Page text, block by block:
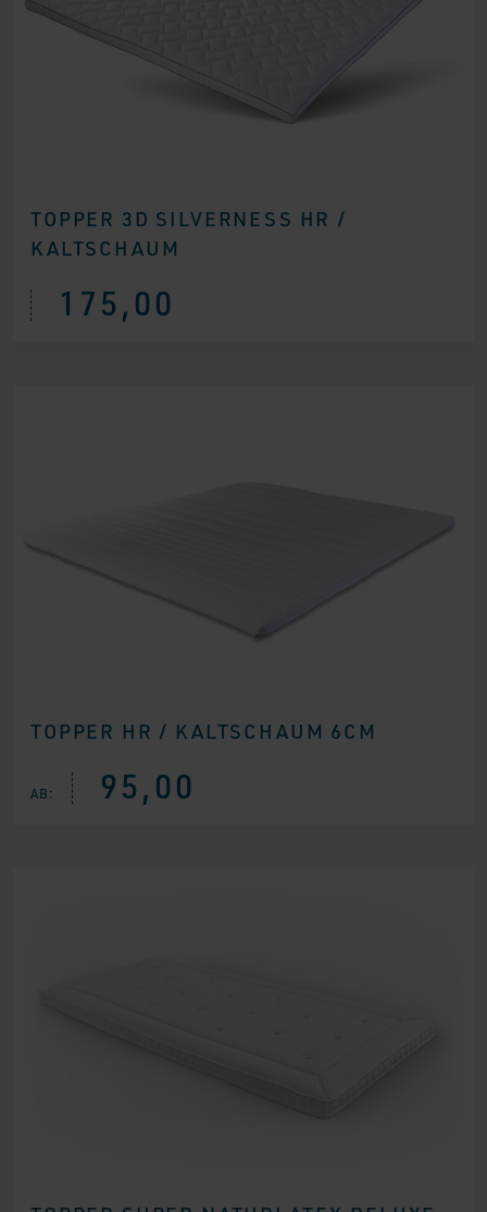
TOPPER 3D SILVERNESS HR /
KALTSCHAUM
175,00
TOPPER HR / KALTSCHAUM 6CM
AB: 95,00